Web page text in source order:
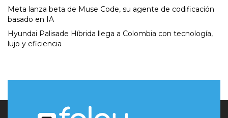
Meta lanza beta de Muse Code, su agente de codificación
basado en IA
Hyundai Palisade Híbrida llega a Colombia con tecnología,
lujo y eficiencia